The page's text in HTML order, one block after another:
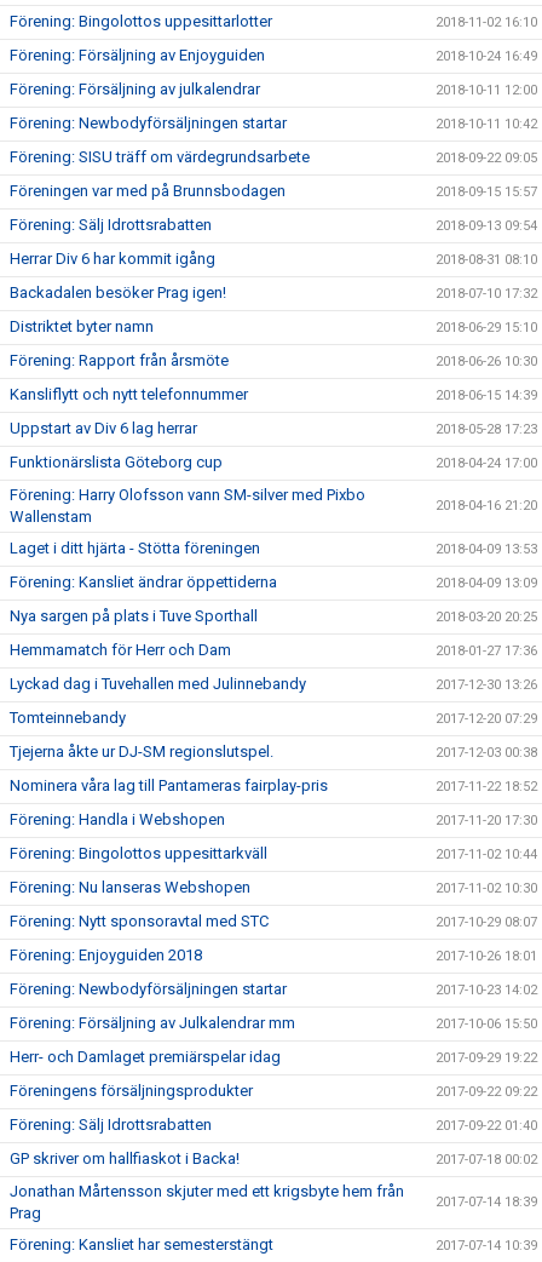
Förening: Bingolottos uppesittarlotter 2018-11-02 16:10
Förening: Försäljning av Enjoyguiden 2018-10-24 16:49
Förening: Försäljning av julkalendrar 2018-10-11 12:00
Förening: Newbodyförsäljningen startar 2018-10-11 10:42
Förening: SISU träff om värdegrundsarbete 2018-09-22 09:05
Föreningen var med på Brunnsbodagen 2018-09-15 15:57
Förening: Sälj Idrottsrabatten 2018-09-13 09:54
Herrar Div 6 har kommit igång 2018-08-31 08:10
Backadalen besöker Prag igen! 2018-07-10 17:32
Distriktet byter namn 2018-06-29 15:10
Förening: Rapport från årsmöte 2018-06-26 10:30
Kansliflytt och nytt telefonnummer 2018-06-15 14:39
Uppstart av Div 6 lag herrar 2018-05-28 17:23
Funktionärslista Göteborg cup 2018-04-24 17:00
Förening: Harry Olofsson vann SM-silver med Pixbo
Wallenstam
2018-04-16 21:20
Laget i ditt hjärta - Stötta föreningen 2018-04-09 13:53
Förening: Kansliet ändrar öppettiderna 2018-04-09 13:09
Nya sargen på plats i Tuve Sporthall 2018-03-20 20:25
Hemmamatch för Herr och Dam 2018-01-27 17:36
Lyckad dag i Tuvehallen med Julinnebandy 2017-12-30 13:26
Tomteinnebandy 2017-12-20 07:29
Tjejerna åkte ur DJ-SM regionslutspel. 2017-12-03 00:38
Nominera våra lag till Pantameras fairplay-pris 2017-11-22 18:52
Förening: Handla i Webshopen 2017-11-20 17:30
Förening: Bingolottos uppesittarkväll 2017-11-02 10:44
Förening: Nu lanseras Webshopen 2017-11-02 10:30
Förening: Nytt sponsoravtal med STC 2017-10-29 08:07
Förening: Enjoyguiden 2018 2017-10-26 18:01
Förening: Newbodyförsäljningen startar 2017-10-23 14:02
Förening: Försäljning av Julkalendrar mm 2017-10-06 15:50
Herr- och Damlaget premiärspelar idag 2017-09-29 19:22
Föreningens försäljningsprodukter 2017-09-22 09:22
Förening: Sälj Idrottsrabatten 2017-09-22 01:40
GP skriver om hallfiaskot i Backa! 2017-07-18 00:02
Jonathan Mårtensson skjuter med ett krigsbyte hem från
Prag
2017-07-14 18:39
Förening: Kansliet har semesterstängt 2017-07-14 10:39